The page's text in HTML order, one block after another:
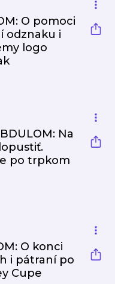
O pomoci
odznaku i
logo
Na
po trpkom
O konci
i pátraní po
Cupe